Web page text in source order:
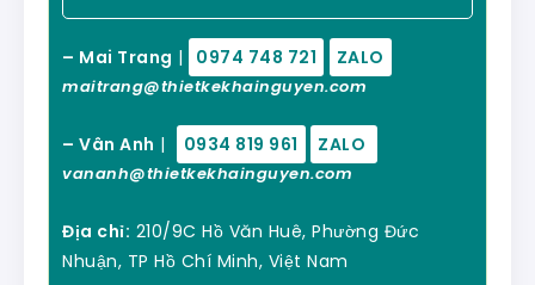
– Mai Trang | 0974 748 721 ZALO
maitrang@thietkekhainguyen.com
– Vân Anh | 0934 819 961 ZALO
vananh@thietkekhainguyen.com
Địa chỉ: 210/9C Hồ Văn Huê, Phường Đức
Nhuận, TP Hồ Chí Minh, Việt Nam